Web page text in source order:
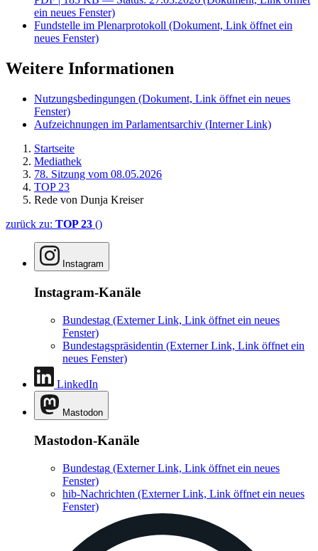
ein neues Fenster)
Fundstelle im Plenarprotokoll (Dokument, Link öffnet ein
neues Fenster)
Weitere Informationen
Nutzungsbedingungen (Dokument, Link öffnet ein neues
Fenster)
Aufzeichnungen im Parlamentsarchiv (Interner Link)
Startseite
Mediathek
78. Sitzung vom 08.05.2026
TOP 23
Rede von Dunja Kreiser
zurück zu: TOP 23 ()
Instagram
Instagram-Kanäle
Bundestag (Externer Link, Link öffnet ein neues
Fenster)
Bundestagspräsidentin (Externer Link, Link öffnet ein
neues Fenster)
LinkedIn
Mastodon
Mastodon-Kanäle
Bundestag (Externer Link, Link öffnet ein neues
Fenster)
hib-Nachrichten (Externer Link, Link öffnet ein neues
Fenster)